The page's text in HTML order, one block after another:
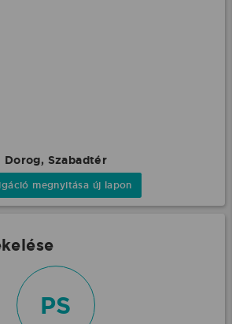
Dorog, Szabadtér
megnyitása új lapon
PS